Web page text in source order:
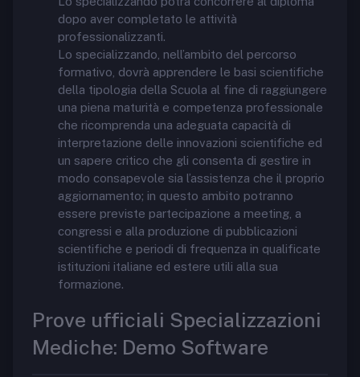
dopo aver completato le attività
professionalizzanti.
Lo specializzando, nell’ambito del percorso
formativo, dovrà apprendere le basi scientifiche
della tipologia della Scuola al fine di raggiungere
una piena maturità e competenza professionale
che ricomprenda una adeguata capacità di
interpretazione delle innovazioni scientifiche ed
un sapere critico che gli consenta di gestire in
modo consapevole sia l’assistenza che il proprio
aggiornamento; in questo ambito potranno
essere previste partecipazione a meeting, a
congressi e alla produzione di pubblicazioni
scientifiche e periodi di frequenza in qualificate
istituzioni italiane ed estere utili alla sua
formazione.
Prove ufficiali Specializzazioni
Mediche: Demo Software